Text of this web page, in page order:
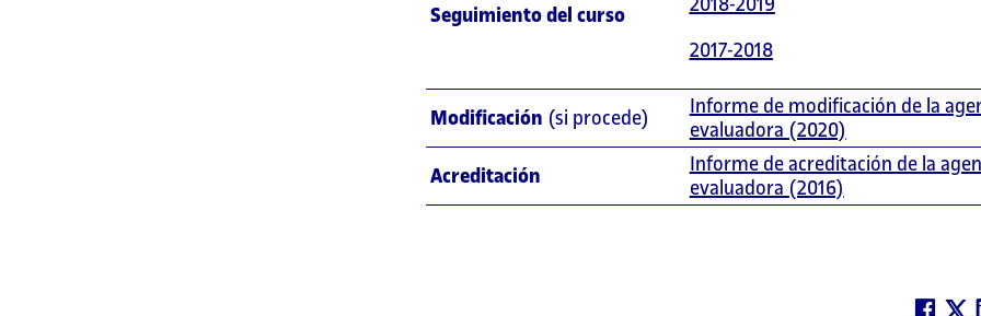
Seguimiento del curso 2018-2019
2017-2018
Modificación (si procede)
Informe de modificación de la
evaluadora (2020)
Acreditación
Informe de acreditación de la
evaluadora (2016)